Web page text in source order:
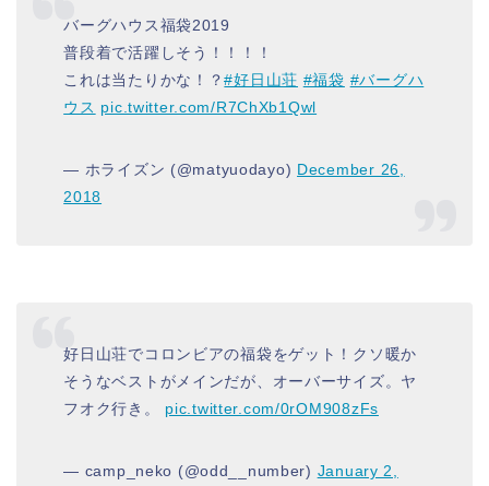
バーグハウス福袋2019
普段着で活躍しそう！！！！
これは当たりかな！？#好日山荘 #福袋 #バーグハ
ウス pic.twitter.com/R7ChXb1Qwl
— ホライズン (@matyuodayo) December 26,
2018
好日山荘でコロンビアの福袋をゲット！クソ暖か
そうなベストがメインだが、オーバーサイズ。ヤ
フオク行き。 pic.twitter.com/0rOM908zFs
— camp_neko (@odd__number) January 2,